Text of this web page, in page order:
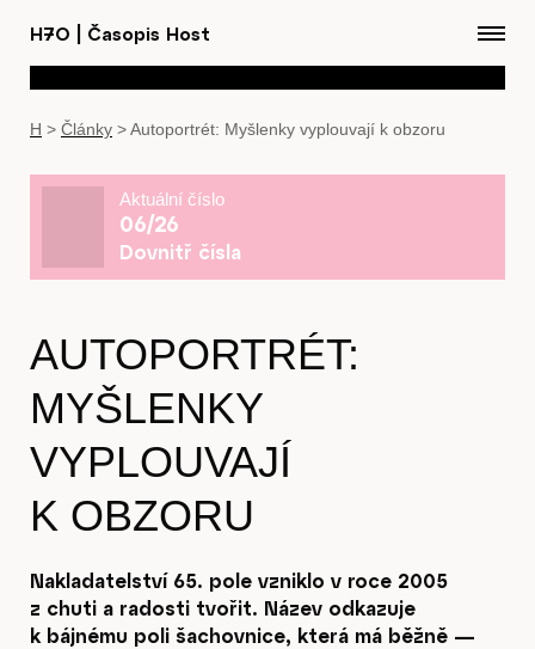
H7O Časopis Host
H > Články >Autoportrét: Myšlenky vyplouvají k obzoru
Aktuální číslo
06/26
Dovnitř čísla
AUTOPORTRÉT:
MYŠLENKY
VYPLOUVAJÍ
K OBZORU
Nakladatelství 65. pole vzniklo v roce 2005
z chuti a radosti tvořit. Název odkazuje
k bájnému poli šachovnice, která má běžně —